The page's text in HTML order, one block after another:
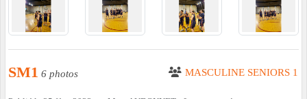
SM1 6 photos MASCULINE SENIORS 1